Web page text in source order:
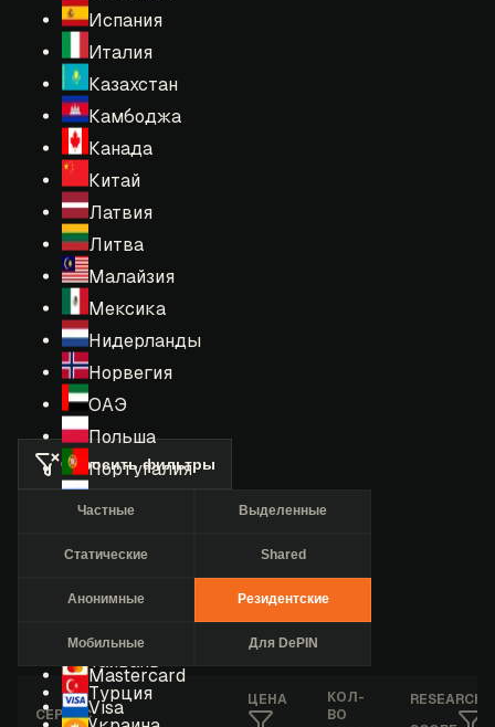
Испания
Италия
Казахстан
Камбоджа
Канада
Китай
Латвия
Литва
Малайзия
Мексика
Нидерланды
Норвегия
ОАЭ
Польша
Португалия
США
Сингапур
Турция
Mastercard
Visa
Сбросить фильтры
Частные Выделенные
Статические Shared
Анонимные Резидентские
Мобильные Для DePIN
СЕРВИС
ЦЕНА
КОЛ-
ВО